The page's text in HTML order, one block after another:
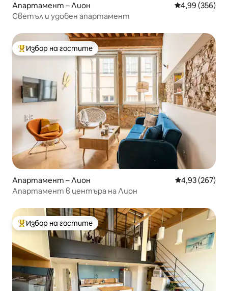
Апартамент – Лион Средна
4,99 (356)
Светъл и удобен апартамент
Най-популярен избор на гостите
Избор на гостите
Апартамент – Лион Средна
4,93 (267)
Апартамент в центъра на Лион
Най-популярен избор на гостите
Избор на гостите